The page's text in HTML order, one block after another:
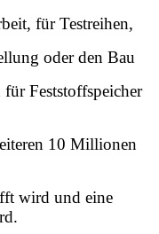
für Testreihen,
oder den Bau
Feststoffspeicher
10 Millionen
wird und eine